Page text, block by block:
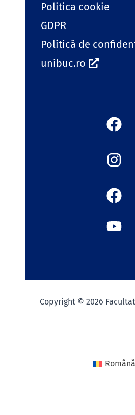
Politica cookie
GDPR
Politică de
unibuc.ro
Copyright © 2026
Română